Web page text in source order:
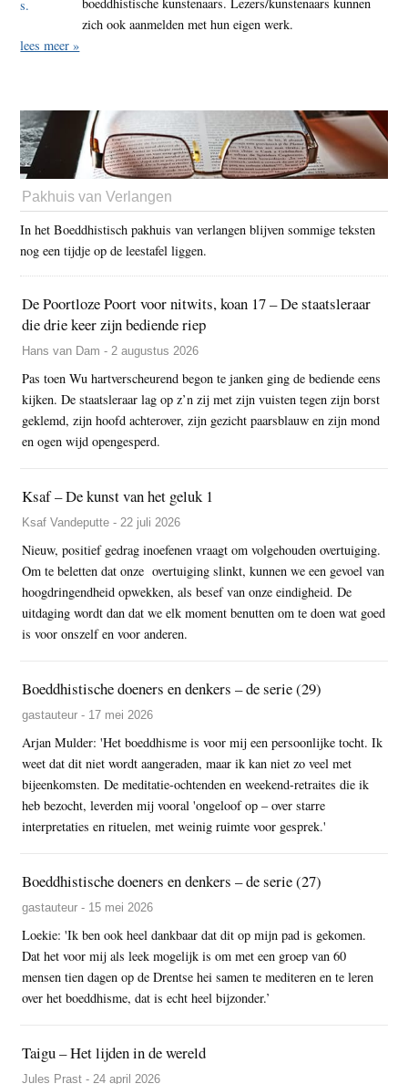
zich ook aanmelden met hun eigen werk.
lees meer »
Pakhuis van Verlangen
In het Boeddhistisch pakhuis van verlangen blijven sommige teksten
nog een tijdje op de leestafel liggen.
De Poortloze Poort voor nitwits, koan 17 – De staatsleraar
die drie keer zijn bediende riep
Hans van Dam - 2 augustus 2026
Pas toen Wu hartverscheurend begon te janken ging de bediende eens
kijken. De staatsleraar lag op z’n zij met zijn vuisten tegen zijn borst
geklemd, zijn hoofd achterover, zijn gezicht paarsblauw en zijn mond
en ogen wijd opengesperd.
Ksaf – De kunst van het geluk 1
Ksaf Vandeputte - 22 juli 2026
Nieuw, positief gedrag inoefenen vraagt om volgehouden overtuiging.
Om te beletten dat onze overtuiging slinkt, kunnen we een gevoel van
hoogdringendheid opwekken, als besef van onze eindigheid. De
uitdaging wordt dan dat we elk moment benutten om te doen wat goed
is voor onszelf en voor anderen.
Boeddhistische doeners en denkers – de serie (29)
gastauteur - 17 mei 2026
Arjan Mulder: 'Het boeddhisme is voor mij een persoonlijke tocht. Ik
weet dat dit niet wordt aangeraden, maar ik kan niet zo veel met
bijeenkomsten. De meditatie-ochtenden en weekend-retraites die ik
heb bezocht, leverden mij vooral 'ongeloof op – over starre
interpretaties en rituelen, met weinig ruimte voor gesprek.'
Boeddhistische doeners en denkers – de serie (27)
gastauteur - 15 mei 2026
Loekie: 'Ik ben ook heel dankbaar dat dit op mijn pad is gekomen.
Dat het voor mij als leek mogelijk is om met een groep van 60
mensen tien dagen op de Drentse hei samen te mediteren en te leren
over het boeddhisme, dat is echt heel bijzonder.’
Taigu – Het lijden in de wereld
Jules Prast - 24 april 2026